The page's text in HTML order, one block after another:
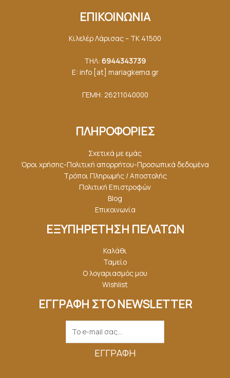
ΕΠΙΚΟΙΝΩΝΙΑ
Κιλελέρ Λάρισας – ΤΚ 41500
ΤΗΛ: 6944343739
E: info [at] mariagkemα.gr
ΓΕΜΗ: 26211040000
ΠΛΗΡΟΦΟΡΙΕΣ
Σχετικά με εμάς
Όροι χρήσης-Πολιτική απορρήτου-Προσωπικά δεδομένα
Τρόποι Πληρωμής / Αποστολής
Πολιτική Επιστροφών
Blog
Επικοινωνία
ΕΞΥΠΗΡΕΤΗΣΗ ΠΕΛΑΤΩΝ
Καλάθι
Ταμείο
Ο λογαριασμός μου
Wishlist
ΕΓΓΡΑΦΗ ΣΤΟ NEWSLETTER
ΕΓΓΡΑΦΉ